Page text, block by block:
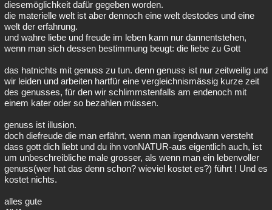
diesemöglichkeit dafür gegeben worden.
die materielle welt ist aber dennoch eine welt destodes und eine
welt der erfahrung.
und wahre liebe und freude im leben kann nur dannentstehen,
wenn man sich dessen bestimmung beugt: die liebe zu Gott
das hatnichts mit genuss zu tun. denn genuss ist nur zeitweilig und
wir leiden und arbeiten hartfür eine vergleichnismässig kurze zeit
des genusses, für den wir schlimmstenfalls am endenoch mit
einem kater oder so bezahlen müssen.
genuss ist illusion.
doch diefreude die man erfährt, wenn man irgendwann versteht
dass gott dich liebt und du ihn vonNATUR-aus eigentlich auch, ist
um unbeschreibliche male grosser, als wenn man ein lebenvoller
genuss(wer hat das denn schon? wieviel kostet es?) führt ! Und es
kostet nichts.
alles gute